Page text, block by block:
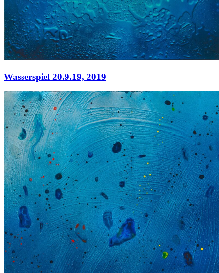
Wasserspiel 20.9.19, 2019
Wasserspiel 20.9.19,2019
Acryl auf Leinwand
120 x 100